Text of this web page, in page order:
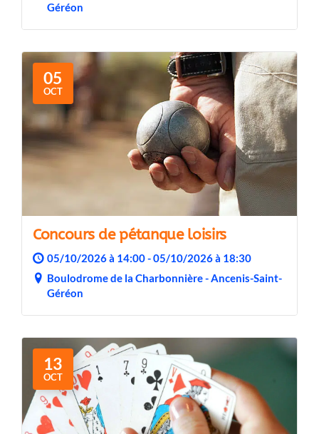
Géréon
05
OCT
Concours de pétanque loisirs
05/10/2026 à 14:00 - 05/10/2026 à 18:30
Boulodrome de la Charbonnière - Ancenis-Saint-
Géréon
13
OCT